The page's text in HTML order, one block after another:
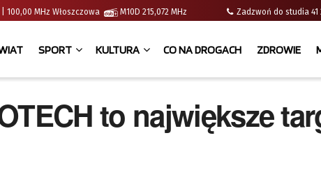
| 100,00 MHz Włoszczowa M10D 215,072 MHz Zadzwoń do studia
SPORT KULTURA CO NA DROGACH ZDROWIE
to największe